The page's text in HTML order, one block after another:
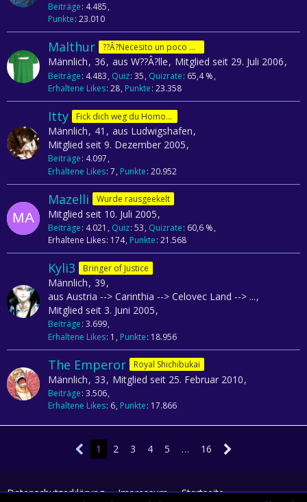
Beiträge 4.485
Punkte 23.010
Malthur ??Â?Necesito un poco de jam??Â?n!
Männlich 36 aus W??Â?lle Mitglied seit 29. Juli 2006
Beiträge 4.483 Quiz 35 Quizrate 65,4 %
Erhaltene Likes 28 Punkte 23.358
Itty Fick dich weg du Homofürst
Männlich 41
aus Ludwigshafen
Mitglied seit 9. Dezember 2005
Beiträge 4.097
Erhaltene Likes 7 Punkte 20.952
Mazelli Wurde rausgeekelt
Mitglied seit 10. Juli 2005
Beiträge 4.021 Quiz 53 Quizrate 60,6 %
Erhaltene Likes 174 Punkte 21.568
Kyli3 Bringer of Justice
Männlich
39
aus Austria --> Carinthia --> Celovec Land --> ...
Mitglied seit 3. Juni 2005
Beiträge 3.699
Erhaltene Likes 1 Punkte 18.956
The Emperor Royal Shichibukai
Männlich 33 Mitglied seit 25. Februar 2010
Beiträge 3.506
Erhaltene Likes 6 Punkte 17.866
1 2 3 4 5 … 16
Datenschutzerklärung Impressum Startseite